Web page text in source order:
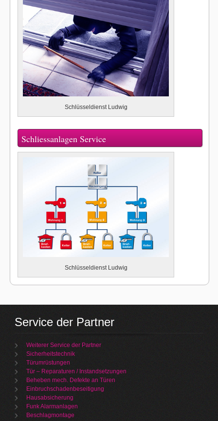
Schlüsseldienst Ludwig
Schliessanlagen Service
Schlüsseldienst Ludwig
Service der Partner
Weiterer Service der Partner
Sicherheitstechnik
Türumrüstungen
Tür – Reparaturen / Instandsetzungen
Beheben mech. Defekte an Türen
Einbruchschadenbeseitigung
Hausabsicherung
Funk Alarmanlagen
Beschlagmontage